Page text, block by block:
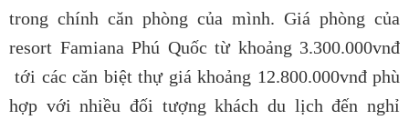
trong chính căn phòng của mình. Giá phòng của
resort Famiana Phú Quốc từ khoảng 3.300.000vnđ
tới các căn biệt thự giá khoảng 12.800.000vnđ phù
hợp với nhiều đối tượng khách du lịch đến nghỉ